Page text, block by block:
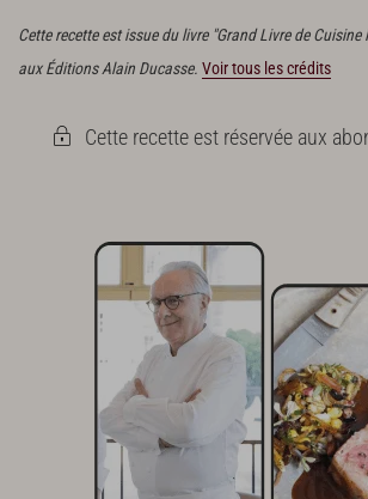
Cette recette est issue du livre "Grand Livre de
aux Éditions Alain Ducasse. Voir tous les crédits
Cette recette est réservée aux